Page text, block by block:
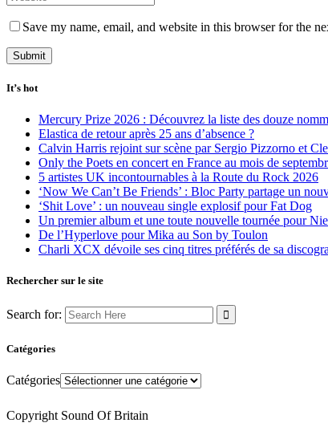
Save my name, email, and website in this browser for the
It’s hot
Mercury Prize 2026 : Découvrez la liste des douze
Elastica de retour après 25 ans d’absence ?
Calvin Harris rejoint sur scène par Sergio Pizzorno et
Only the Poets en concert en France au mois de
5 artistes UK incontournables à la Route du Rock 2026
‘Now We Can’t Be Friends’ : Bloc Party partage un
‘Shit Love’ : un nouveau single explosif pour Fat Dog
Un premier album et une toute nouvelle tournée pour
De l’Hyperlove pour Mika au Son by Toulon
Charli XCX dévoile ses cinq titres préférés de sa
Rechercher sur le site
Search for:
Catégories
Catégories
Copyright Sound Of Britain